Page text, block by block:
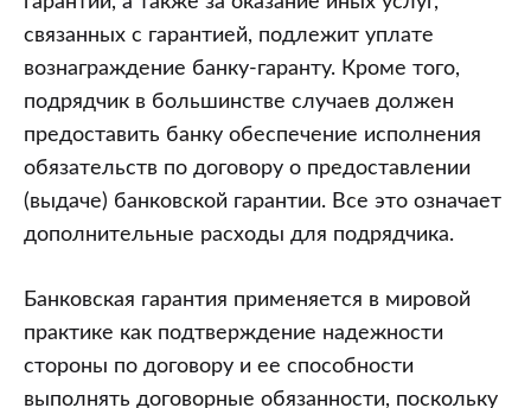
связанных с гарантией, подлежит уплате
вознаграждение банку-гаранту. Кроме того,
подрядчик в большинстве случаев должен
предоставить банку обеспечение исполнения
обязательств по договору о предоставлении
(выдаче) банковской гарантии. Все это означает
дополнительные расходы для подрядчика.
Банковская гарантия применяется в мировой
практике как подтверждение надежности
стороны по договору и ее способности
выполнять договорные обязанности, поскольку